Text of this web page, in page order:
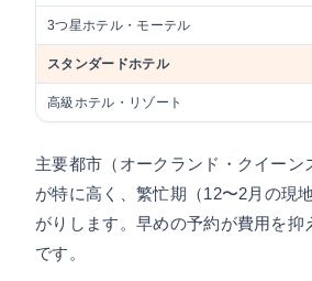
3つ星ホテル・モーテル
スタンダードホテル
高級ホテル・リゾート
主要都市（オークランド・クイーン
が特に高く、繁忙期（12〜2月の現
がりします。早めの予約が費用を抑
です。